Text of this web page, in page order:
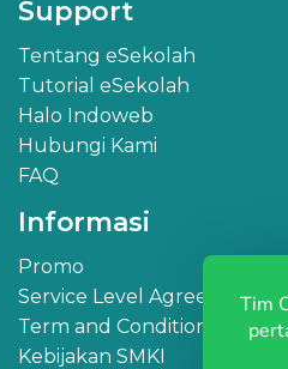
Support
Tentang eSekolah
Tutorial eSekolah
Halo Indoweb
Hubungi Kami
FAQ
Informasi
Promo
Service Level Agreement
Term and Conditions
Kebijakan SMKI
Tim